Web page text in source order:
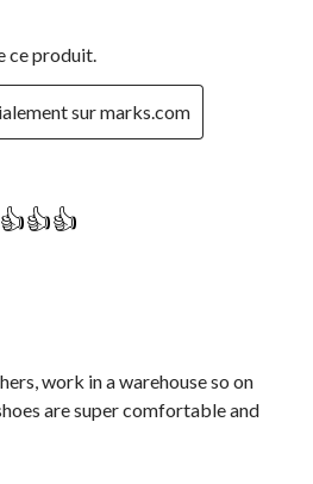
ce produit.
sur marks.com
work in a warehouse so on
are super comfortable and